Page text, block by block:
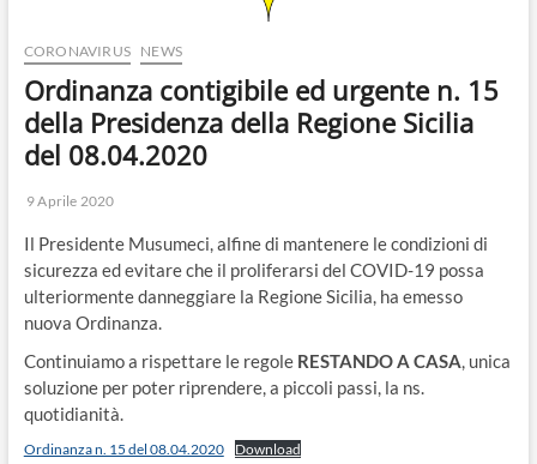
CORONAVIRUS NEWS
Ordinanza contigibile ed urgente n. 15
della Presidenza della Regione Sicilia
del 08.04.2020
9 Aprile 2020
Il Presidente Musumeci, alfine di mantenere le condizioni di
sicurezza ed evitare che il proliferarsi del COVID-19 possa
ulteriormente danneggiare la Regione Sicilia, ha emesso
nuova Ordinanza.
Continuiamo a rispettare le regole RESTANDO A CASA, unica
soluzione per poter riprendere, a piccoli passi, la ns.
quotidianità.
Ordinanza n. 15 del 08.04.2020 Download